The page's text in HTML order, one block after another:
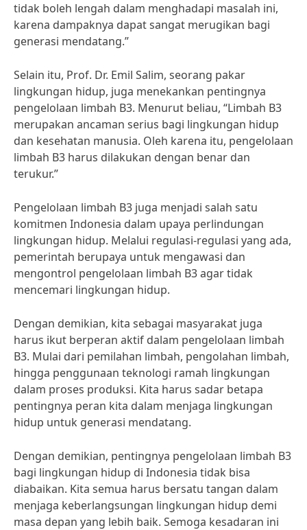
tidak boleh lengah dalam menghadapi masalah ini,
karena dampaknya dapat sangat merugikan bagi
generasi mendatang.”
Selain itu, Prof. Dr. Emil Salim, seorang pakar
lingkungan hidup, juga menekankan pentingnya
pengelolaan limbah B3. Menurut beliau, “Limbah B3
merupakan ancaman serius bagi lingkungan hidup
dan kesehatan manusia. Oleh karena itu, pengelolaan
limbah B3 harus dilakukan dengan benar dan
terukur.”
Pengelolaan limbah B3 juga menjadi salah satu
komitmen Indonesia dalam upaya perlindungan
lingkungan hidup. Melalui regulasi-regulasi yang ada,
pemerintah berupaya untuk mengawasi dan
mengontrol pengelolaan limbah B3 agar tidak
mencemari lingkungan hidup.
Dengan demikian, kita sebagai masyarakat juga
harus ikut berperan aktif dalam pengelolaan limbah
B3. Mulai dari pemilahan limbah, pengolahan limbah,
hingga penggunaan teknologi ramah lingkungan
dalam proses produksi. Kita harus sadar betapa
pentingnya peran kita dalam menjaga lingkungan
hidup untuk generasi mendatang.
Dengan demikian, pentingnya pengelolaan limbah B3
bagi lingkungan hidup di Indonesia tidak bisa
diabaikan. Kita semua harus bersatu tangan dalam
menjaga keberlangsungan lingkungan hidup demi
masa depan yang lebih baik. Semoga kesadaran ini